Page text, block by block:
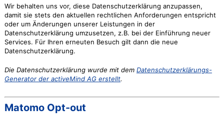
Wir behalten uns vor, diese Datenschutzerklärung anzupassen,
damit sie stets den aktuellen rechtlichen Anforderungen entspricht
oder um Änderungen unserer Leistungen in der
Datenschutzerklärung umzusetzen, z.B. bei der Einführung neuer
Services. Für Ihren erneuten Besuch gilt dann die neue
Datenschutzerklärung.
Die Datenschutzerklärung wurde mit dem Datenschutzerklärungs-
Generator der activeMind AG erstellt.
Matomo Opt-out